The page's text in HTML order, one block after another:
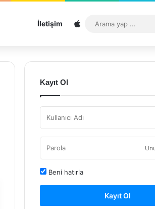
İletişim Sitemap
Kayıt Ol
Beni hatırla
Kayıt Ol